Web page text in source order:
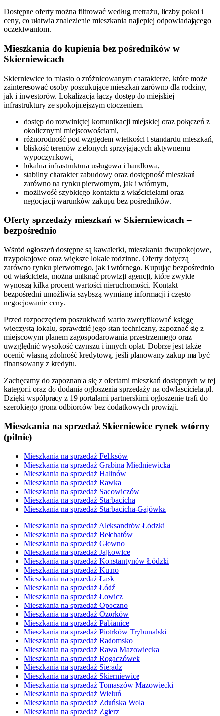
Dostępne oferty można filtrować według metrażu, liczby pokoi i
ceny, co ułatwia znalezienie mieszkania najlepiej odpowiadającego
oczekiwaniom.
Mieszkania do kupienia bez pośredników w
Skierniewicach
Skierniewice to miasto o zróżnicowanym charakterze, które może
zainteresować osoby poszukujące mieszkań zarówno dla rodziny,
jak i inwestorów. Lokalizacja łączy dostęp do miejskiej
infrastruktury ze spokojniejszym otoczeniem.
dostęp do rozwiniętej komunikacji miejskiej oraz połączeń z
okolicznymi miejscowościami,
różnorodność pod względem wielkości i standardu mieszkań,
bliskość terenów zielonych sprzyjających aktywnemu
wypoczynkowi,
lokalna infrastruktura usługowa i handlowa,
stabilny charakter zabudowy oraz dostępność mieszkań
zarówno na rynku pierwotnym, jak i wtórnym,
możliwość szybkiego kontaktu z właścicielami oraz
negocjacji warunków zakupu bez pośredników.
Oferty sprzedaży mieszkań w Skierniewicach –
bezpośrednio
Wśród ogłoszeń dostępne są kawalerki, mieszkania dwupokojowe,
trzypokojowe oraz większe lokale rodzinne. Oferty dotyczą
zarówno rynku pierwotnego, jak i wtórnego. Kupując bezpośrednio
od właściciela, można uniknąć prowizji agencji, które zwykle
wynoszą kilka procent wartości nieruchomości. Kontakt
bezpośredni umożliwia szybszą wymianę informacji i często
negocjowanie ceny.
Przed rozpoczęciem poszukiwań warto zweryfikować księgę
wieczystą lokalu, sprawdzić jego stan techniczny, zapoznać się z
miejscowym planem zagospodarowania przestrzennego oraz
uwzględnić wysokość czynszu i innych opłat. Dobrze jest także
ocenić własną zdolność kredytową, jeśli planowany zakup ma być
finansowany z kredytu.
Zachęcamy do zapoznania się z ofertami mieszkań dostępnych w tej
kategorii oraz do dodania ogłoszenia sprzedaży na odwlasciciela.pl.
Dzięki współpracy z 19 portalami partnerskimi ogłoszenie trafi do
szerokiego grona odbiorców bez dodatkowych prowizji.
Mieszkania na sprzedaż Skierniewice rynek wtórny
(pilnie)
Mieszkania na sprzedaż Feliksów
Mieszkania na sprzedaż Grabina Miedniewicka
Mieszkania na sprzedaż Halinów
Mieszkania na sprzedaż Rawka
Mieszkania na sprzedaż Sadowiczów
Mieszkania na sprzedaż Starbacicha
Mieszkania na sprzedaż Starbacicha-Gajówka
Mieszkania na sprzedaż Aleksandrów Łódzki
Mieszkania na sprzedaż Bełchatów
Mieszkania na sprzedaż Głowno
Mieszkania na sprzedaż Jajkowice
Mieszkania na sprzedaż Konstantynów Łódzki
Mieszkania na sprzedaż Kutno
Mieszkania na sprzedaż Łask
Mieszkania na sprzedaż Łódź
Mieszkania na sprzedaż Łowicz
Mieszkania na sprzedaż Opoczno
Mieszkania na sprzedaż Ozorków
Mieszkania na sprzedaż Pabianice
Mieszkania na sprzedaż Piotrków Trybunalski
Mieszkania na sprzedaż Radomsko
Mieszkania na sprzedaż Rawa Mazowiecka
Mieszkania na sprzedaż Rogaczówek
Mieszkania na sprzedaż Sieradz
Mieszkania na sprzedaż Skierniewice
Mieszkania na sprzedaż Tomaszów Mazowiecki
Mieszkania na sprzedaż Wieluń
Mieszkania na sprzedaż Zduńska Wola
Mieszkania na sprzedaż Zgierz